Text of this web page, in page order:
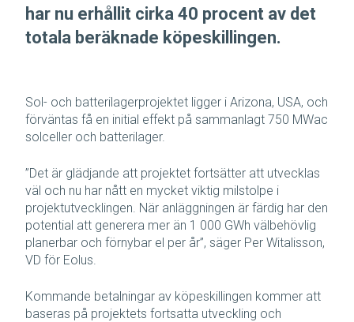
har nu erhållit cirka 40 procent av det
totala beräknade köpeskillingen.
Sol- och batterilagerprojektet ligger i Arizona, USA, och
förväntas få en initial effekt på sammanlagt 750 MWac
solceller och batterilager.
”Det är glädjande att projektet fortsätter att utvecklas
väl och nu har nått en mycket viktig milstolpe i
projektutvecklingen. När anläggningen är färdig har den
potential att generera mer än 1 000 GWh välbehövlig
planerbar och förnybar el per år”, säger Per Witalisson,
VD för Eolus.
Kommande betalningar av köpeskillingen kommer att
baseras på projektets fortsatta utveckling och